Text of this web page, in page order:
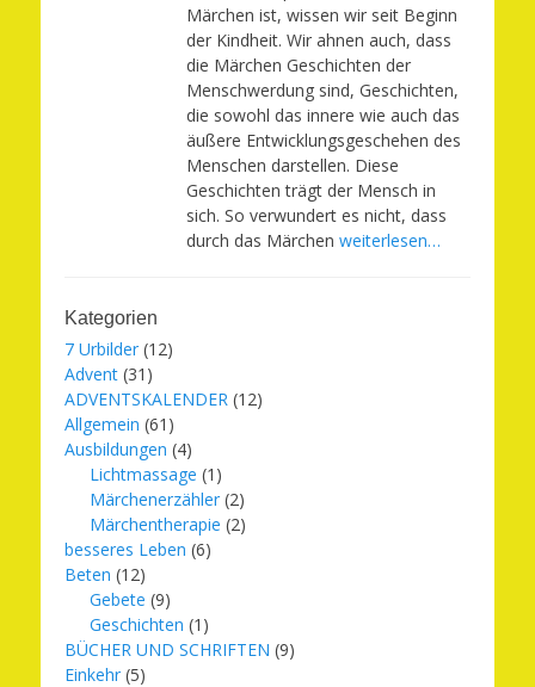
Märchen ist, wissen wir seit Beginn
der Kindheit. Wir ahnen auch, dass
die Märchen Geschichten der
Menschwerdung sind, Geschichten,
die sowohl das innere wie auch das
äußere Entwicklungsgeschehen des
Menschen darstellen. Diese
Geschichten trägt der Mensch in
sich. So verwundert es nicht, dass
durch das Märchen weiterlesen…
Kategorien
7 Urbilder (12)
Advent (31)
ADVENTSKALENDER (12)
Allgemein (61)
Ausbildungen (4)
Lichtmassage (1)
Märchenerzähler (2)
Märchentherapie (2)
besseres Leben (6)
Beten (12)
Gebete (9)
Geschichten (1)
BÜCHER UND SCHRIFTEN (9)
Einkehr (5)